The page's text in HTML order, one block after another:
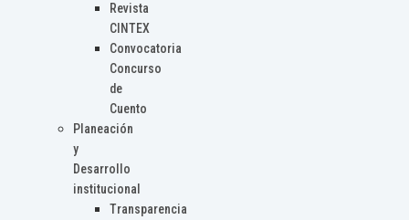
Revista
CINTEX
Convocatoria
Concurso
de
Cuento
Planeación
y
Desarrollo
institucional
Transparencia